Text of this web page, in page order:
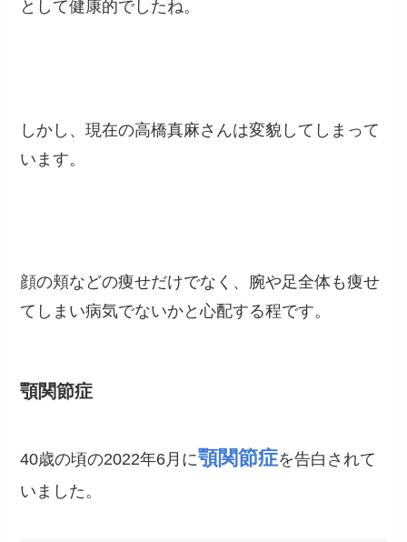
として健康的でしたね。
しかし、現在の高橋真麻さんは変貌してしまって
います。
顔の頬などの痩せだけでなく、腕や足全体も痩せ
てしまい病気でないかと心配する程です。
顎関節症
40歳の頃の2022年6月に顎関節症を告白されて
いました。